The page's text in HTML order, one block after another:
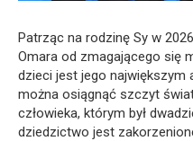
Patrząc na rodzinę Sy w
Omara od zmagającego się
dzieci jest jego największym
można osiągnąć szczyt
człowieka, którym był
dziedzictwo jest